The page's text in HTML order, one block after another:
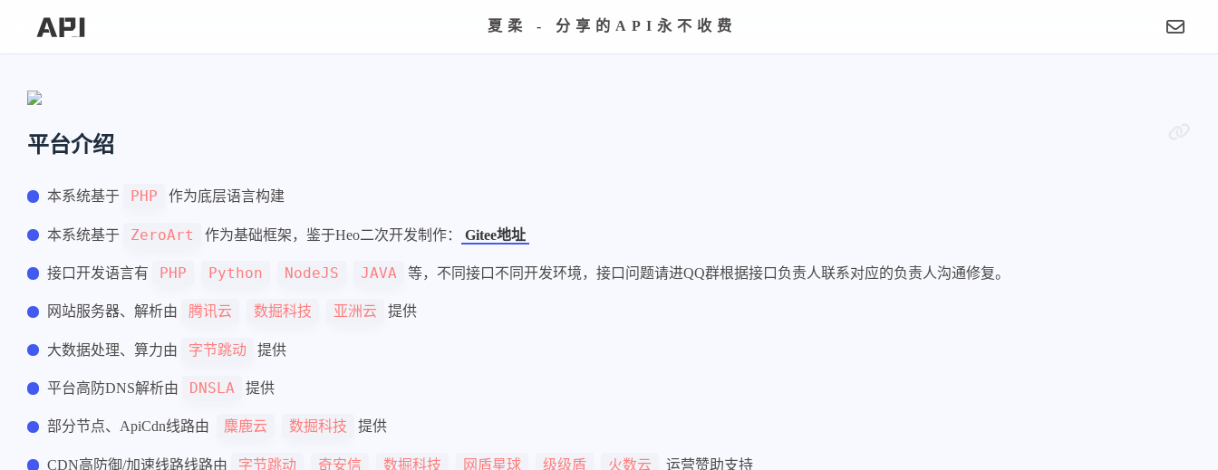
夏柔 - 分享的API永不收费
平台介绍
本系统基于 PHP 作为底层语言构建
本系统基于 ZeroArt 作为基础框架，鉴于Heo二次开发制作： Gitee地址
接口开发语言有 PHP Python NodeJS JAVA 等，不同接口不同开发环境，接口问题请进QQ群根据接口负责人联系对应的负责人沟通修复。
网站服务器、解析由 腾讯云 数掘科技 亚洲云 提供
大数据处理、算力由 字节跳动 提供
平台高防DNS解析由 DNSLA 提供
部分节点、ApiCdn线路由 麋鹿云 数掘科技 提供
CDN高防御/加速线路线路由 字节跳动 奇安信 数掘科技 网盾星球 级级盾 火数云 运营赞助支持